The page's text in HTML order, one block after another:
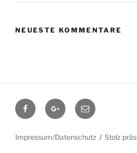
NEUESTE KOMMENTARE
FacebookGoogle+Contact
me
Impressum/Datenschutz Stolz